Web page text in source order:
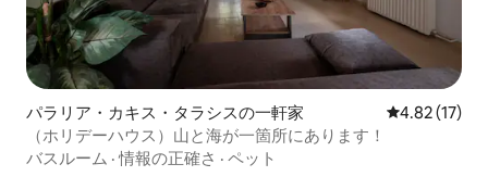
パラリア・カキス・タラシスの一軒家 レビュー17
4.82 (17)
（ホリデーハウス）山と海が一箇所にあります！
バスルーム ·情報の正確さ · ペット